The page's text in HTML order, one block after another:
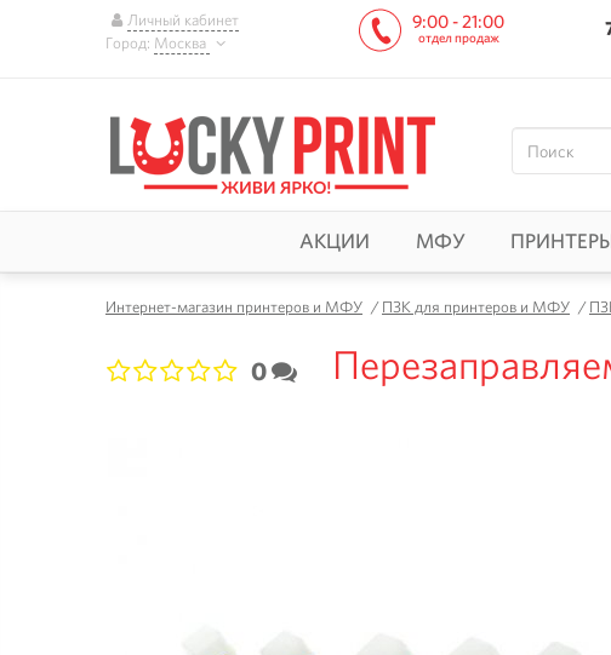
Личный кабинет
Город: Москва
9:00 - 21:00
отдел продаж
АКЦИИ МФУ
Интернет-магазин принтеров и МФУ /ПЗК для принтеров и МФУ /
0